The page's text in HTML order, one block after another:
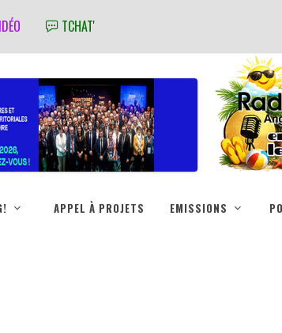
TCHAT'
APPEL À PROJETS EMISSIONS